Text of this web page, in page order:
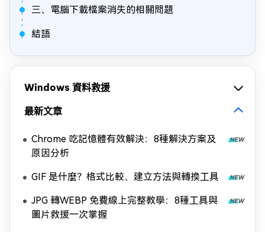
三、電腦下載檔案消失的相關問題
結語
Windows 資料救援
最新文章
Chrome 吃記憶體有效解決：8種解決方案及
原因分析
GIF 是什麼？格式比較、建立方法與轉換工具
JPG 轉WEBP 免費線上完整教學：8種工具與
圖片救援一次掌握